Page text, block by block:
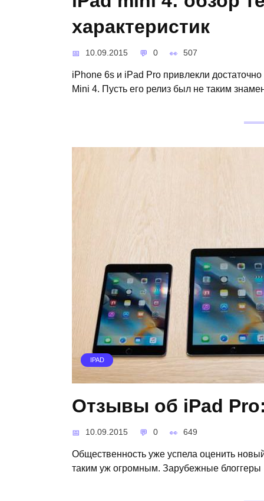
характеристик
10.09.2015 0 507
iPhone 6s и iPad Pro привлекли
Mini 4. Пусть его релиз был не таким
IPAD
Отзывы об iPad
10.09.2015 0 649
Общественность уже успела оценить
таким уж огромным. Зарубежные блоггеры